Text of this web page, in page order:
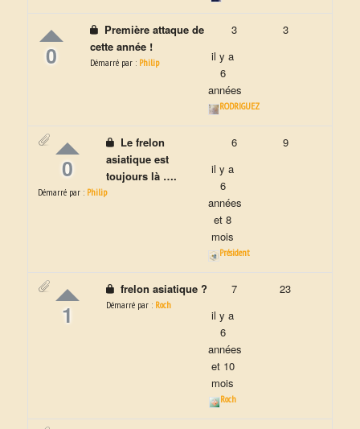
0
Première attaque de
cette année !
Démarré par : Philip
3
3
il y a
6
années
RODRIGUEZ
0
Le frelon
asiatique est
toujours là ….
Démarré par : Philip
6
9
il y a
6
années
et 8
mois
Président
1
frelon asiatique ?
Démarré par : Roch
7
23
il y a
6
années
et 10
mois
Roch